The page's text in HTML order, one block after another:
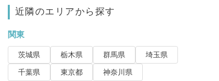
近隣のエリアから探す
関東
茨城県 栃木県 群馬県
埼玉県
千葉県
東京都 神奈川県